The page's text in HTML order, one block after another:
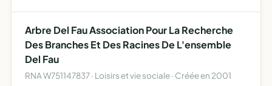
Arbre Del Fau Association Pour La Recherche
Des Branches Et Des Racines De L'ensemble
Del Fau
RNA W751147837 · Loisirs et vie sociale · Créée en 2001